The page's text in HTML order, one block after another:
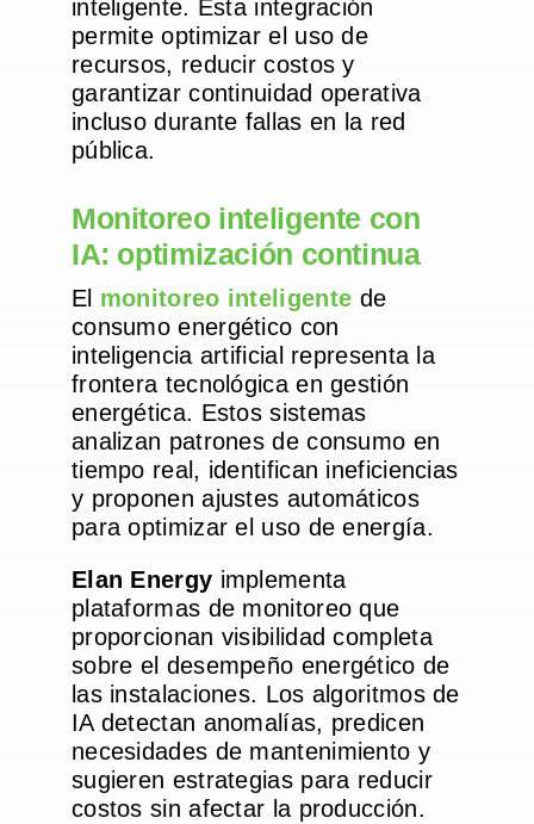
inteligente. Esta integración
permite optimizar el uso de
recursos, reducir costos y
garantizar continuidad operativa
incluso durante fallas en la red
pública.
Monitoreo inteligente con
IA: optimización continua
El monitoreo inteligente de
consumo energético con
inteligencia artificial representa la
frontera tecnológica en gestión
energética. Estos sistemas
analizan patrones de consumo en
tiempo real, identifican ineficiencias
y proponen ajustes automáticos
para optimizar el uso de energía.
Elan Energy implementa
plataformas de monitoreo que
proporcionan visibilidad completa
sobre el desempeño energético de
las instalaciones. Los algoritmos de
IA detectan anomalías, predicen
necesidades de mantenimiento y
sugieren estrategias para reducir
costos sin afectar la producción.